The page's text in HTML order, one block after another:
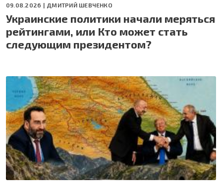
09.08.2026 | ДМИТРИЙ ШЕВЧЕНКО
Украинские политики начали меряться
рейтингами, или Кто может стать
следующим президентом?